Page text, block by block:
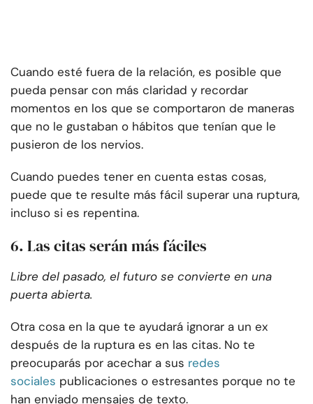
Cuando esté fuera de la relación, es posible que
pueda pensar con más claridad y recordar
momentos en los que se comportaron de maneras
que no le gustaban o hábitos que tenían que le
pusieron de los nervios.
Cuando puedes tener en cuenta estas cosas,
puede que te resulte más fácil superar una ruptura,
incluso si es repentina.
6. Las citas serán más fáciles
Libre del pasado, el futuro se convierte en una
puerta abierta.
Otra cosa en la que te ayudará ignorar a un ex
después de la ruptura es en las citas. No te
preocuparás por acechar a sus redes
sociales publicaciones o estresantes porque no te
han enviado mensajes de texto.